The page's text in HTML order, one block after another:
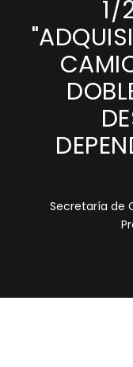
1/
Secretaría de